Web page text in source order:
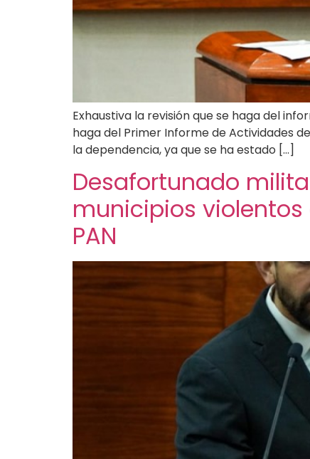
Exhaustiva la revisión que se haga del
haga del Primer Informe de Actividades
la dependencia, ya que se ha estado […]
Desafortunado
municipios violentos
PAN